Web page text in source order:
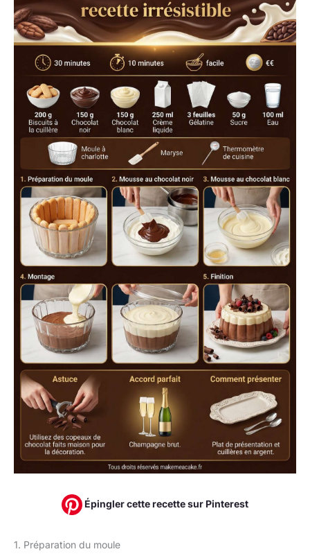
Épingler cette recette sur Pinterest
1. Préparation du moule